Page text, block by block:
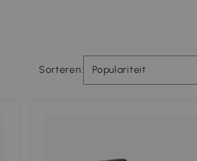
Sorteren: Populariteit